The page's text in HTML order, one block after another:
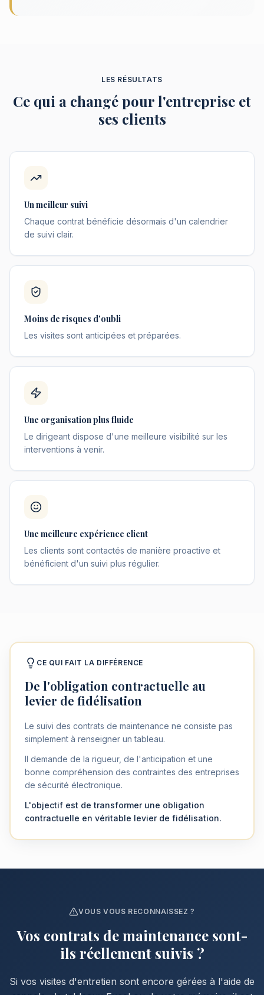
LES RÉSULTATS
Ce qui a changé pour l'entreprise et
ses clients
Un meilleur suivi
Chaque contrat bénéficie désormais d'un calendrier
de suivi clair.
Moins de risques d'oubli
Les visites sont anticipées et préparées.
Une organisation plus fluide
Le dirigeant dispose d'une meilleure visibilité sur les
interventions à venir.
Une meilleure expérience client
Les clients sont contactés de manière proactive et
bénéficient d'un suivi plus régulier.
CE QUI FAIT LA DIFFÉRENCE
De l'obligation contractuelle au
levier de fidélisation
Le suivi des contrats de maintenance ne consiste pas
simplement à renseigner un tableau.
Il demande de la rigueur, de l'anticipation et une
bonne compréhension des contraintes des entreprises
de sécurité électronique.
L'objectif est de transformer une obligation
contractuelle en véritable levier de fidélisation.
VOUS VOUS RECONNAISSEZ ?
Vos contrats de maintenance sont-
ils réellement suivis ?
Si vos visites d'entretien sont encore gérées à l'aide de